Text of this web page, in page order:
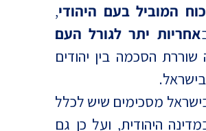
המוביל בעם היהודי,
אחריות יתר לגורל העם
שוררת הסכמה בין יהודים
מסכימים שיש לכלל
היהודית, ועל כן גם